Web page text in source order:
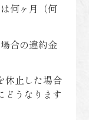
何ヶ月（何
合の違約金
休止した場合
どうなります